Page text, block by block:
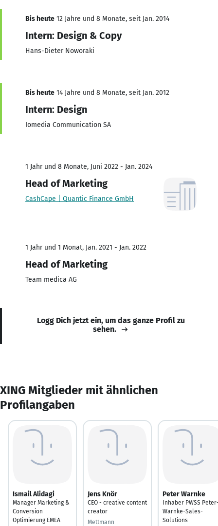
Bis heute 12 Jahre und 8 Monate, seit Jan. 2014
Intern: Design & Copy
Hans-Dieter Noworaki
Bis heute 14 Jahre und 8 Monate, seit Jan. 2012
Intern: Design
Iomedia Communication SA
1 Jahr und 8 Monate, Juni 2022 - Jan. 2024
Head of Marketing
CashCape | Quantic Finance GmbH
1 Jahr und 1 Monat, Jan. 2021 - Jan. 2022
Head of Marketing
Team medica AG
Logg Dich jetzt ein, um das ganze Profil zu
sehen.
XING Mitglieder mit ähnlichen
Profilangaben
Ismail Alidagi
Manager Marketing &
Conversion
Optimierung EMEA
Jens Knör
CEO - creative content
creator
Mettmann
Peter Warnke
Inhaber PWSS
Warnke-Sales-
Solutions